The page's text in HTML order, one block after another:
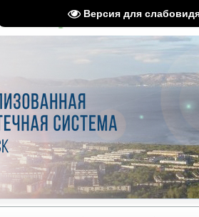
Версия для